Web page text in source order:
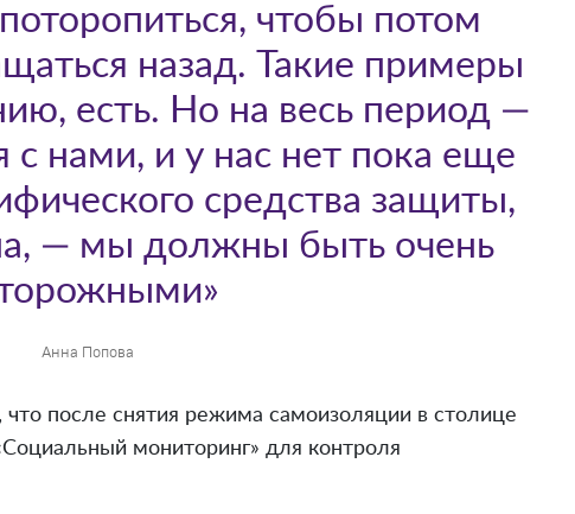
Анна Попова
чтобы потом
назад. Такие примеры
есть. Но на весь период —
с нами, и у нас нет пока еще
средства защиты,
— мы должны быть очень
после снятия режима самоизоляции в столице
мониторинг» для контроля